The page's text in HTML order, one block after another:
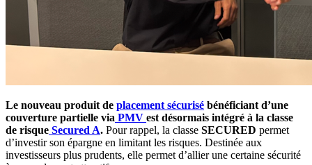
Le nouveau produit de placement sécurisé bénéficiant d’une
couverture partielle via PMV est désormais intégré à la classe
de risque Secured A. Pour rappel, la classe SECURED permet
d’investir son épargne en limitant les risques. Destinée aux
investisseurs plus prudents, elle permet d’allier une certaine sécurité